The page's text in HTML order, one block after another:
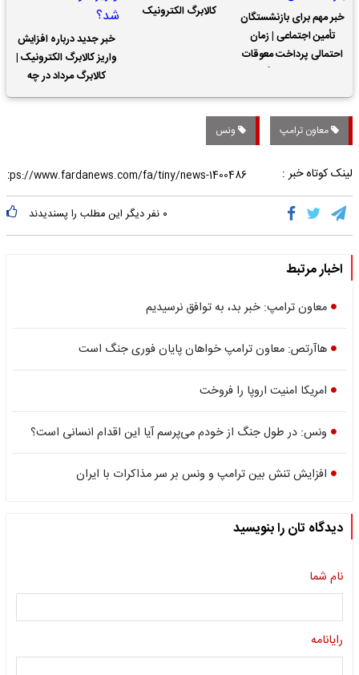
خبر مهم برای بازنشستگان
تأمین اجتماعی | زمان
احتمالی پرداخت معوقات
کالابرگ الکترونیک
خبر جدید درباره افزایش
واریز کالابرگ الکترونیک |
کالابرگ مرداد در چه
تاریخی واریز خواهد شد؟
معاون ترامپ ونس
لینک کوتاه خبر :
۰ نفر دیگر این مطلب را پسندیدند
اخبار مرتبط
معاون ترامپ: خبر بد، به توافق نرسیدیم
هاآرتص: معاون ترامپ خواهان پایان فوری جنگ است
امریکا امنیت اروپا را فروخت
ونس: در طول جنگ از خودم می‌پرسم آیا این اقدام انسانی است؟
افزایش تنش بین ترامپ و ونس بر سر مذاکرات با ایران
دیدگاه تان را بنویسید
نام شما
رایانامه